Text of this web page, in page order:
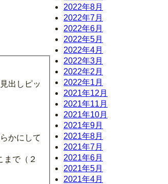
出しピッ
かにして
まで（２
2022年8月
2022年7月
2022年6月
2022年5月
2022年4月
2022年3月
2022年2月
2022年1月
2021年12月
2021年11月
2021年10月
2021年9月
2021年8月
2021年7月
2021年6月
2021年5月
2021年4月